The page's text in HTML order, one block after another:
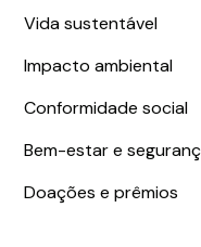
Vida sustentável
Impacto ambiental
Conformidade social
Bem-estar e
Doações e prêmios